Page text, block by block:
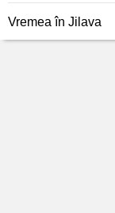
Vremea în Jilava